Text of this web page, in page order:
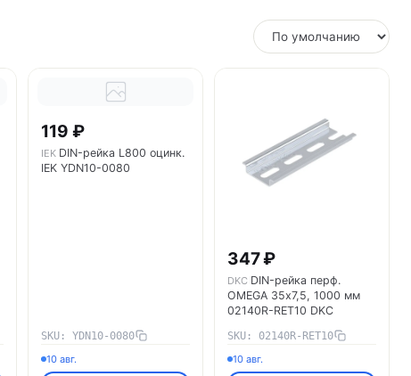
119 ₽
IEK DIN-рейка L800 оцинк.
IEK YDN10-0080
SKU: YDN10-0080
10 авг.
347 ₽
DKC DIN-рейка перф.
OMEGA 35х7,5, 1000 мм
02140R-RET10 DKC
SKU: 02140R-RET10
10 авг.